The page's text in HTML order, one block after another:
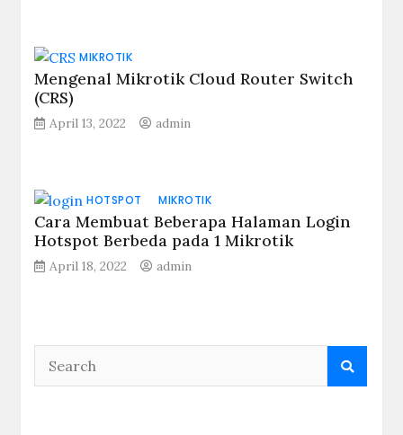
MIKROTIK
Mengenal Mikrotik Cloud Router Switch
(CRS)
April 13, 2022 admin
HOTSPOT MIKROTIK
Cara Membuat Beberapa Halaman Login
Hotspot Berbeda pada 1 Mikrotik
April 18, 2022 admin